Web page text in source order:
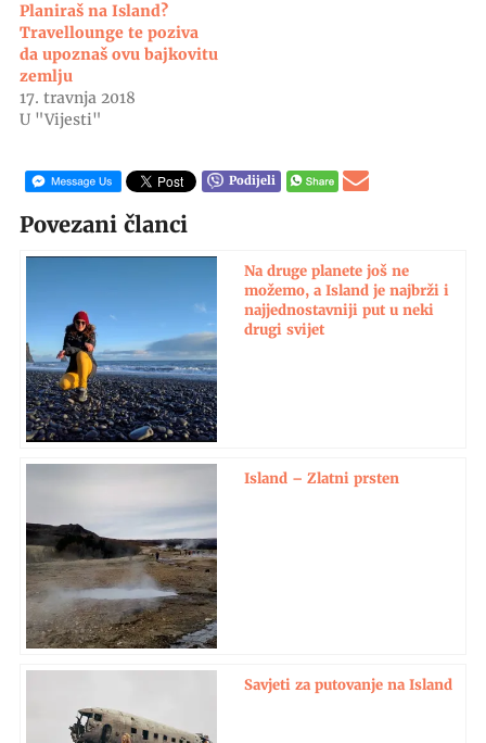
Planiraš na Island?
Travellounge te poziva
da upoznaš ovu bajkovitu
zemlju
17. travnja 2018
U "Vijesti"
Podijeli
Povezani članci
Na druge planete još ne
možemo, a Island je najbrži i
najjednostavniji put u neki
drugi svijet
Island – Zlatni prsten
Savjeti za putovanje na Island